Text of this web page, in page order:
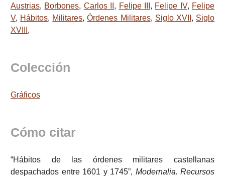
Austrias, Borbones, Carlos II , Felipe III , Felipe IV, Felipe
V, Hábitos, Militares,Órdenes Militares, Siglo XVII , Siglo
XVIII ,
Colección
Gráficos
Cómo citar
“Hábitos de las órdenes militares castellanas
despachados entre 1601 y 1745”, Modernalia. Recursos